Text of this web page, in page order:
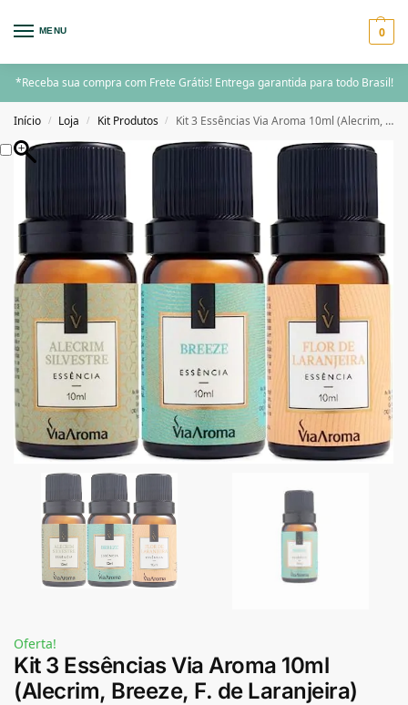
MENU 0
*Receba sua compra com Frete Grátis! Entrega garantida para todo Brasil!
Início / Loja / Kit Produtos / Kit 3 Essências Via Aroma 10ml (Alecrim, Breeze, F. de Laranjeira)
Oferta!
Kit 3 Essências Via Aroma 10ml
(Alecrim, Breeze, F. de Laranjeira)